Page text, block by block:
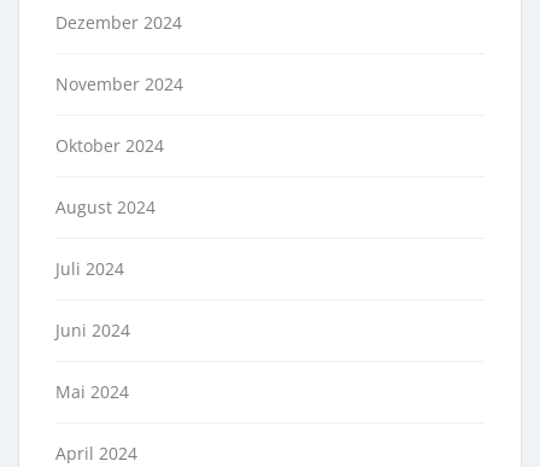
Dezember 2024
November 2024
Oktober 2024
August 2024
Juli 2024
Juni 2024
Mai 2024
April 2024